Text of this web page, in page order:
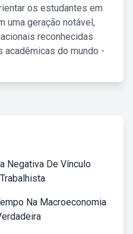
os estudantes em
uma geração notável,
reconhecidas
do mundo -
Negativa De Vínculo
Na Macroeconomia